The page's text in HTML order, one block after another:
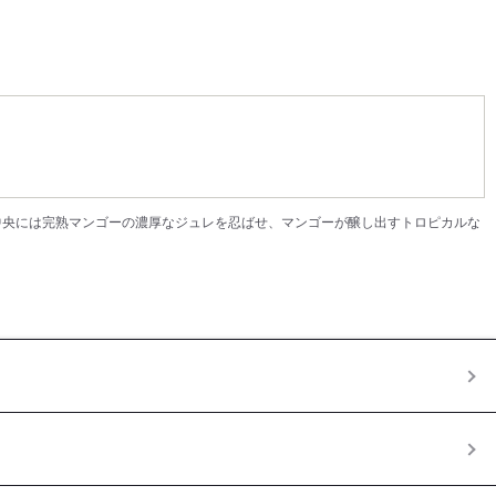
には完熟マンゴーの濃厚なジュレを忍ばせ、マンゴーが醸し出すトロピカルな